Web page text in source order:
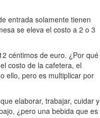
entrada solamente tienen
se eleva el costo a 2 o 3
céntimos de euro. ¿Por qué
costo de la cafetera, el
ello, pero es multiplicar por
elaborar, trabajar, cuidar y
¿pero una bebida que es